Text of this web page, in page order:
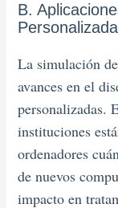
B.
La simulación
avances en el
personalizadas.
instituciones
ordenadores
de nuevos
impacto en